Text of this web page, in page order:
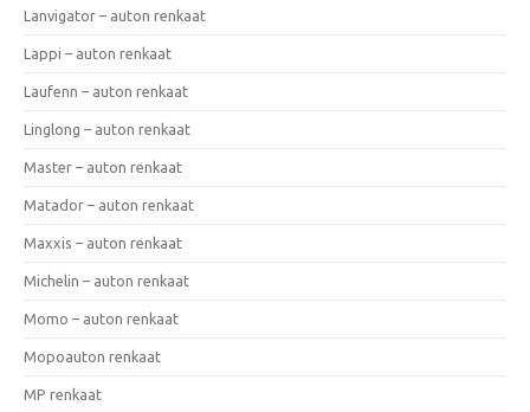
Lanvigator – auton renkaat
Lappi – auton renkaat
Laufenn – auton renkaat
Linglong – auton renkaat
Master – auton renkaat
Matador – auton renkaat
Maxxis – auton renkaat
Michelin – auton renkaat
Momo – auton renkaat
Mopoauton renkaat
MP renkaat